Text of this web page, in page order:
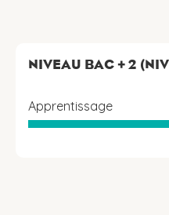
NIVEAU BAC + 2
Apprentissage